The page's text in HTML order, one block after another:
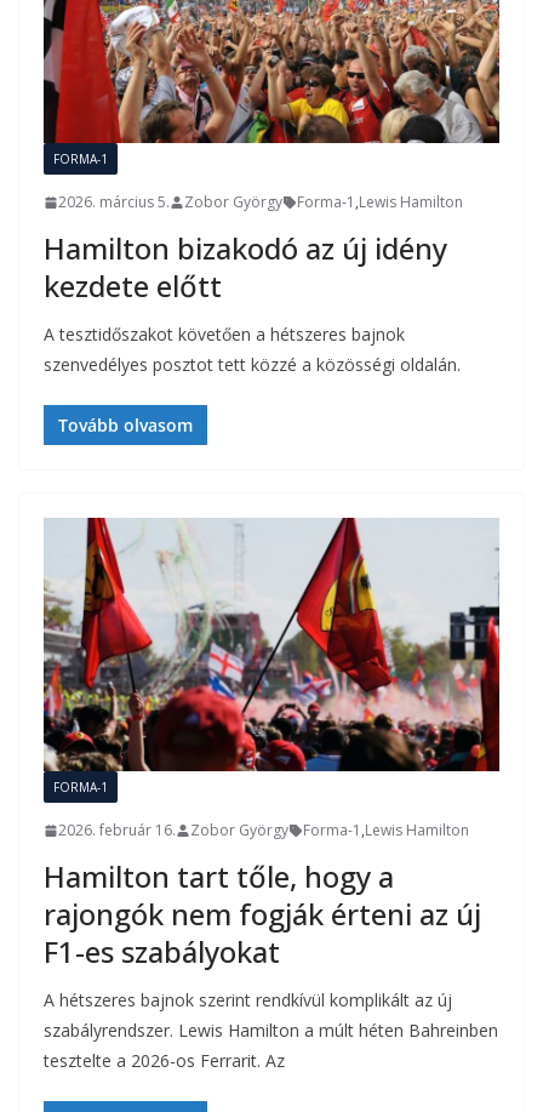
FORMA-1
2026. március 5. Zobor György Forma-1 ,Lewis Hamilton
Hamilton bizakodó az új idény
kezdete előtt
A tesztidőszakot követően a hétszeres bajnok
szenvedélyes posztot tett közzé a közösségi oldalán.
Tovább olvasom
FORMA-1
2026. február 16. Zobor György Forma-1 ,Lewis Hamilton
Hamilton tart tőle, hogy a
rajongók nem fogják érteni az új
F1-es szabályokat
A hétszeres bajnok szerint rendkívül komplikált az új
szabályrendszer. Lewis Hamilton a múlt héten Bahreinben
tesztelte a 2026-os Ferrarit. Az